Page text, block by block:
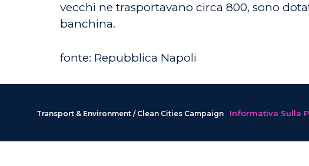
vecchi ne trasportavano circa 800, sono
banchina.
fonte: Repubblica Napoli
Transport & Environment / Clean Cities Campaign Informativa Sulla